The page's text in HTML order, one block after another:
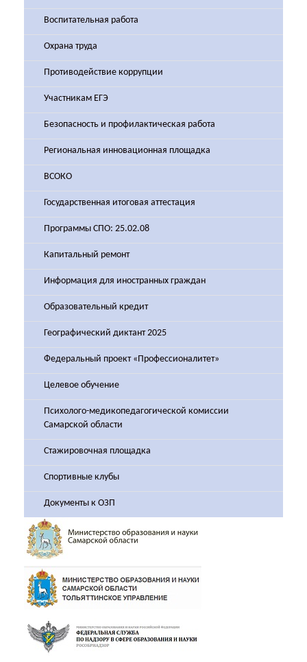
Воспитательная работа
Охрана труда
Противодействие коррупции
Участникам ЕГЭ
Безопасность и профилактическая работа
Региональная инновационная площадка
ВСОКО
Государственная итоговая аттестация
Программы СПО: 25.02.08
Капитальный ремонт
Информация для иностранных граждан
Образовательный кредит
Географический диктант 2025
Федеральный проект «Профессионалитет»
Целевое обучение
Психолого-медикопедагогической комиссии
Самарской области
Стажировочная площадка
Спортивные клубы
Документы к ОЗП